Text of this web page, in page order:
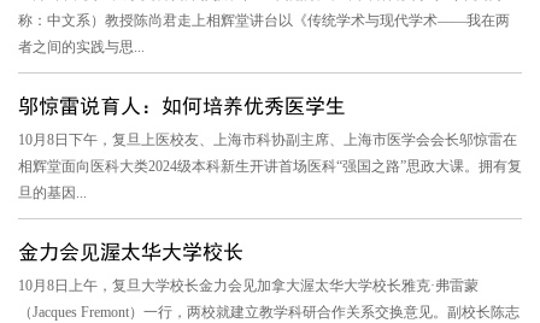
称：中文系）教授陈尚君走上相辉堂讲台以《传统学术与现代学术——我在两
者之间的实践与思...
邬惊雷说育人：如何培养优秀医学生
10月8日下午，复旦上医校友、上海市科协副主席、上海市医学会会长邬惊雷在
相辉堂面向医科大类2024级本科新生开讲首场医科“强国之路”思政大课。拥有复
旦的基因...
金力会见渥太华大学校长
10月8日上午，复旦大学校长金力会见加拿大渥太华大学校长雅克·弗雷蒙
（Jacques Fremont）一行，两校就建立教学科研合作关系交换意见。副校长陈志